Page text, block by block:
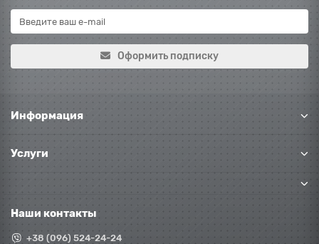
Оформить подписку
Информация
Услуги
Наши контакты
+38 (096) 524-24-24